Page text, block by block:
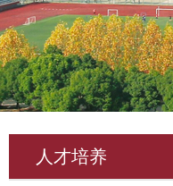
人才培养